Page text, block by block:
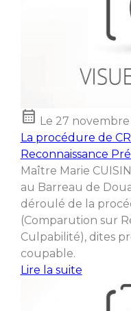
calendar_month Le 27
La procédure de
Reconnaissance
Maître Marie
au Barreau de
déroulé de la
(Comparution sur
Culpabilité), dites
coupable.
Lire la suite